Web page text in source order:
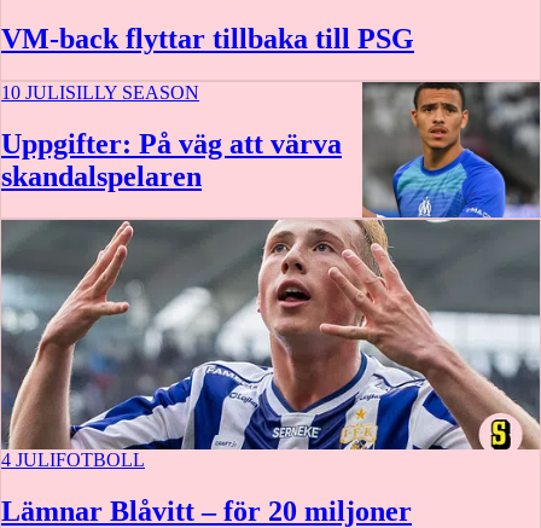
VM-back flyttar tillbaka till PSG
10 JULISILLY SEASON
Uppgifter: På väg att värva
skandalspelaren
4 JULIFOTBOLL
Lämnar Blåvitt – för 20 miljoner